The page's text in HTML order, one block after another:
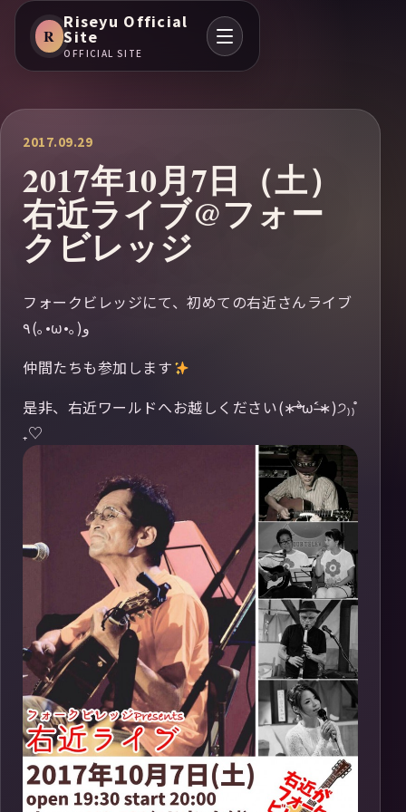
R
Riseyu Official
Site
OFFICIAL SITE
2017.09.29
2017年10月7日（土）
右近ライブ@フォー
クビレッジ
フォークビレッジにて、初めての右近さんライブ
٩(｡•ω•｡) و
仲間たちも参加します
是非、右近ワールドへお越しください(∗ᵒ̶̶̷̀ω˂̶́∗)੭₎₎̊
₊♡